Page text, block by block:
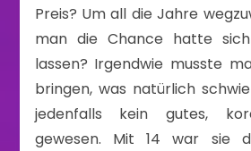
Preis? Um all die Jahre
man die Chance hatte
lassen? Irgendwie musste
bringen, was natürlich
jedenfalls kein gutes,
gewesen. Mit 14 war sie